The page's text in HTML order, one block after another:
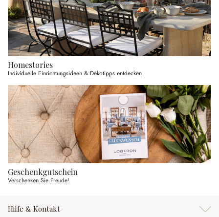
Homestories
Individuelle Einrichtungsideen & Dekotipps entdecken
Geschenkgutschein
Verschenken Sie Freude!
Hilfe & Kontakt